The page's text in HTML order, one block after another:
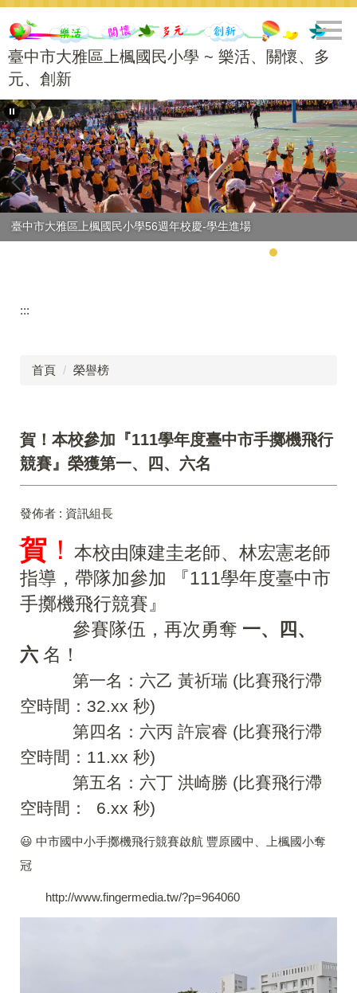
跳
到
主
要
內
容
區
臺中市大雅區上楓國民小學 ~ 樂活、關懷、多
元、創新
臺中市大雅區上楓國民小學56週年校慶-學生進場
:::
首頁 榮譽榜
賀！本校參加『111學年度臺中市手擲機飛行
競賽』榮獲第一、四、六名
發佈者 : 資訊組長
賀 ！ 本校由陳建圭老師、林宏憲老師
指導， 帶隊加參加 『111學年度臺中市
手擲機飛行競賽』
參賽隊伍，再次勇奪 一、四、
六 名！
第一名：六乙 黃祈瑞 (比賽飛行滯
空時間：32.xx 秒)
第四名：六丙 許宸睿 (比賽飛行滯
空時間：11.xx 秒)
第五名：六丁 洪崎勝 (比賽飛行滯
空時間： 6.xx 秒)
😃 中市國中小手擲機飛行競賽啟航 豐原國中、上楓國小奪
冠
http://www.fingermedia.tw/?p=964060